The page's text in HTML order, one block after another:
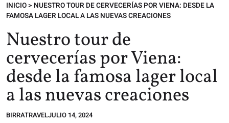
INICIO > NUESTRO TOUR DE CERVECERÍAS POR VIENA: DESDE LA
FAMOSA LAGER LOCAL A LAS NUEVAS CREACIONES
Nuestro tour de
cervecerías por Viena:
desde la famosa lager local
a las nuevas creaciones
BIRRATRAVELJULIO 14, 2024